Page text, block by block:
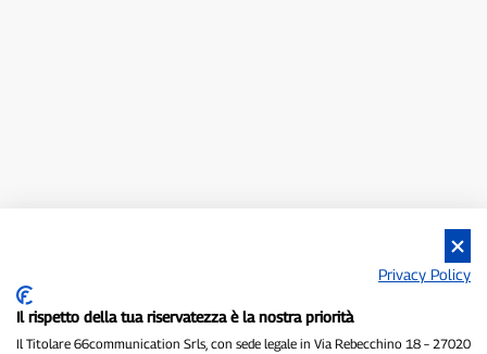
Privacy Policy
Il rispetto della tua riservatezza è la nostra priorità
Il Titolare 66communication Srls, con sede legale in Via Rebecchino 18 – 27020